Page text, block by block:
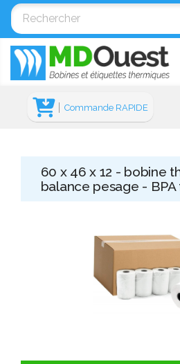
Commande RAPIDE
60 x 46 x 12 - bobine
balance pesage -